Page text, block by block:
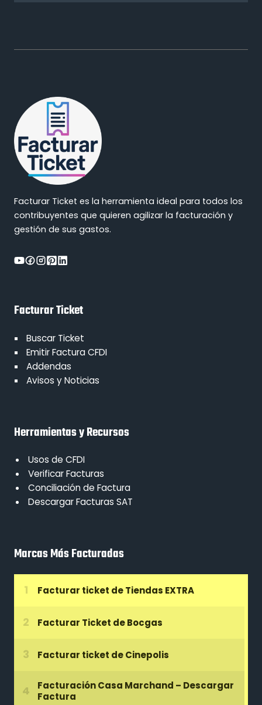
Facturar Ticket es la herramienta ideal para todos los
contribuyentes que quieren agilizar la facturación y
gestión de sus gastos.
Facturar Ticket
Buscar Ticket
Emitir Factura CFDI
Addendas
Avisos y Noticias
Herramientas y Recursos
Usos de CFDI
Verificar Facturas
Conciliación de Factura
Descargar Facturas SAT
Marcas Más Facturadas